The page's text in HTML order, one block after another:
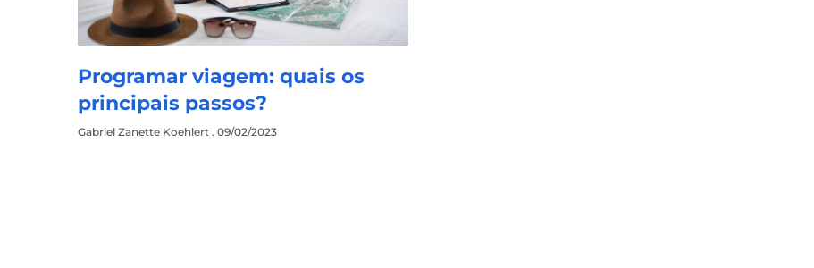
Programar viagem: quais os
principais passos?
Gabriel Zanette Koehlert 09/02/2023